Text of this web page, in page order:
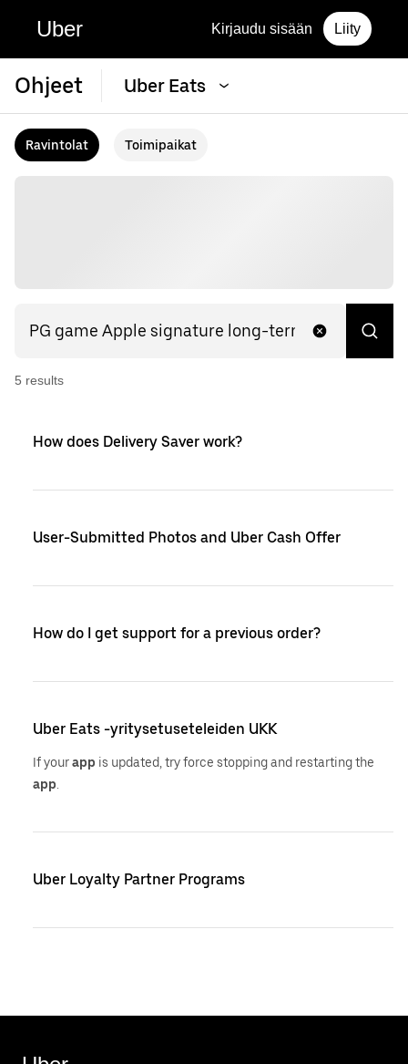
Uber Kirjaudu sisään Liity
Ohjeet Uber Eats
Ravintolat Toimipaikat
5 results
How does Delivery Saver work?
User-Submitted Photos and Uber Cash Offer
How do I get support for a previous order?
Uber Eats -yritysetuseteleiden UKK
If yourapp is updated, try force stopping and restarting the
app
Uber Loyalty Partner Programs